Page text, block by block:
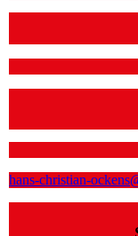
hans-christian-